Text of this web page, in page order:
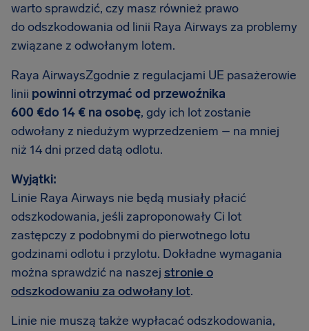
warto sprawdzić, czy masz również prawo
do odszkodowania od linii Raya Airways za problemy
związane z odwołanym lotem.
Raya AirwaysZgodnie z regulacjami UE pasażerowie
linii powinni otrzymać od przewoźnika
600 €do 14 € na osobę, gdy ich lot zostanie
odwołany z niedużym wyprzedzeniem – na mniej
niż 14 dni przed datą odlotu.
Wyjątki:
Linie Raya Airways nie będą musiały płacić
odszkodowania, jeśli zaproponowały Ci lot
zastępczy z podobnymi do pierwotnego lotu
godzinami odlotu i przylotu. Dokładne wymagania
można sprawdzić na naszej stronie o
odszkodowaniu za odwołany lot.
Linie nie muszą także wypłacać odszkodowania,